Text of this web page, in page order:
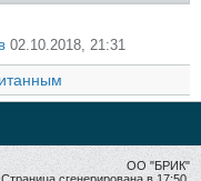
02.10.2018, 21:31
ОО "БРИК"